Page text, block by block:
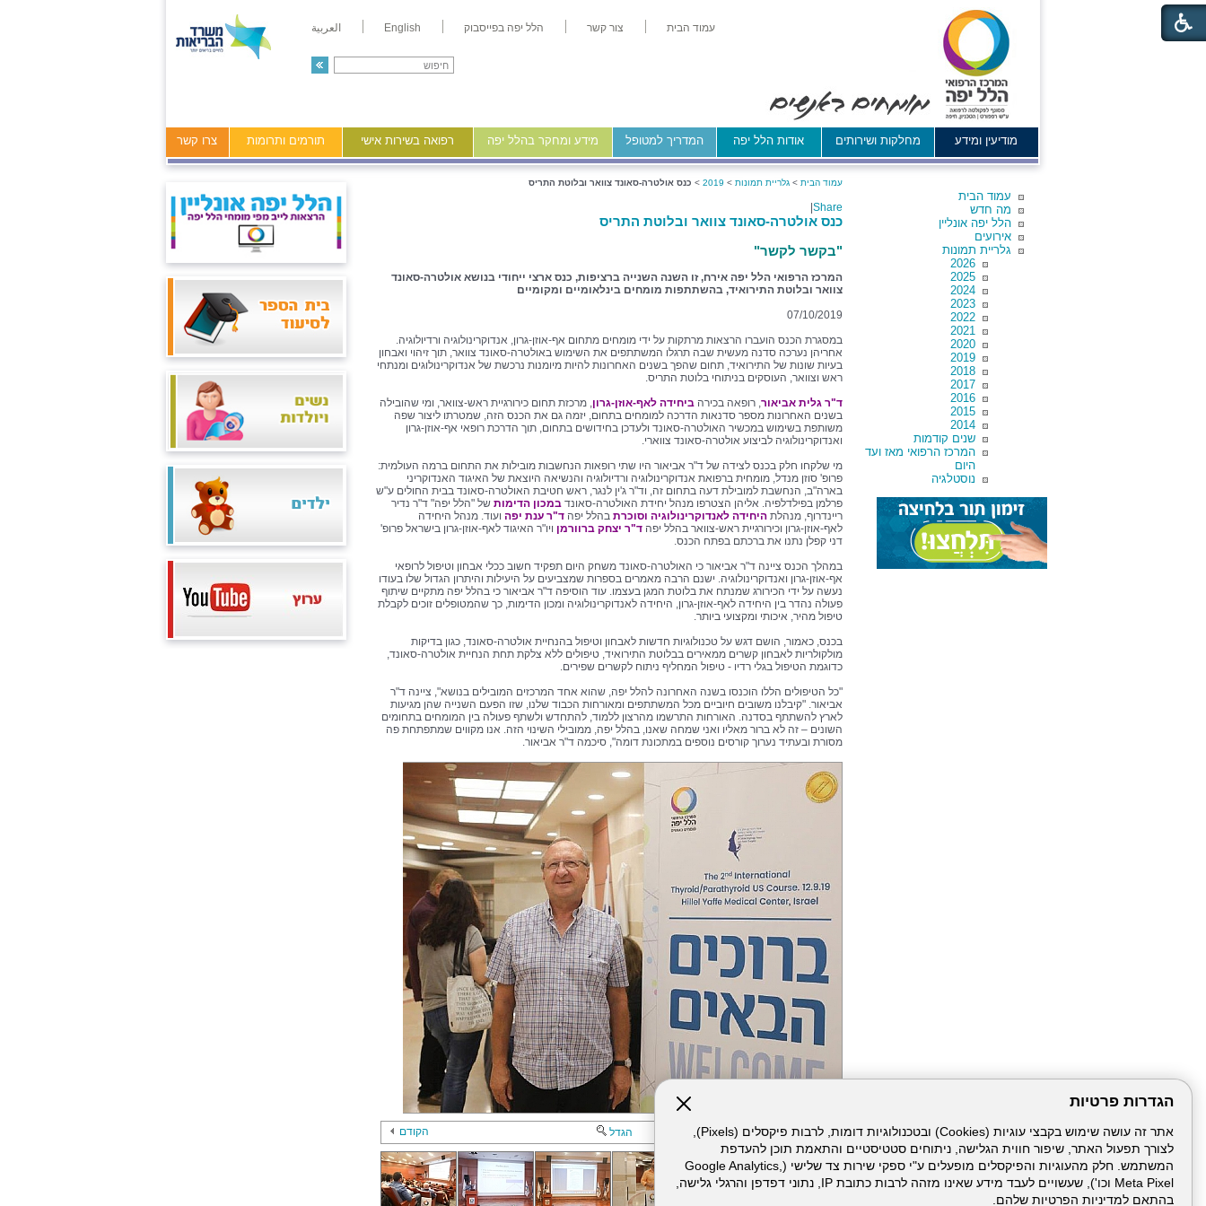
הגדרות פרטיות
אתר זה עושה שימוש בקבצי עוגיות (Cookies) ובטכנולוגיות דומות, לרבות פיקסלים (Pixels),
לצורך תפעול האתר, שיפור חווית הגלישה, ניתוחים סטטיסטיים והתאמת תוכן להעדפת
המשתמש. חלק מהעוגיות והפיקסלים מופעלים ע"י ספקי שירות צד שלישי (Google Analytics,
Meta Pixel וכו'), שעשויים לעבד מידע שאינו מזהה לרבות כתובת IP, נתוני דפדפן והרגלי גלישה,
בהתאם למדיניות הפרטיות שלהם.
עמוד הבית צור קשר הלל יפה בפייסבוק English العربية
מודיעין ומידע מחלקות ושירותים אודות הלל יפה המדריך למטופל מידע ומחקר בהלל יפה רפואה בשירות אישי תורמים ותרומות צרו קשר
עמוד הבית
מה חדש
הלל יפה אונליין
אירועים
גלריית תמונות
2026
2025
2024
2023
2022
2021
2020
2019
2018
2017
2016
2015
2014
שנים קודמות
המרכז הרפואי מאז ועד
היום
נוסטלגיה
עמוד הבית > גלריית תמונות >
2019
> כנס אולטרה-סאונד צוואר ובלוטת התריס
Share
כנס אולטרה-סאונד צוואר ובלוטת התריס
"בקשר לקשר"
המרכז הרפואי הלל יפה אירח, זו השנה השנייה ברציפות, כנס ארצי ייחודי בנושא אולטרה-סאונד
צוואר ובלוטת התירואיד, בהשתתפות מומחים בינלאומיים ומקומיים
07/10/2019
במסגרת הכנס הועברו הרצאות מרתקות על ידי מומחים מתחום אף-אוזן-גרון, אנדוקרינולוגיה ורדיולוגיה.
אחריהן נערכה סדנה מעשית שבה תרגלו המשתתפים את השימוש באולטרה-סאונד צוואר, תוך זיהוי ואבחון
בעיות שונות של התירואיד, תחום שהפך בשנים האחרונות להיות מיומנות נרכשת של אנדוקרינולוגים ומנתחי
ראש וצוואר, העוסקים בניתוחי בלוטת התריס.
ד"ר גלית אביאור, רופאה בכירה ביחידה לאף-אוזן-גרון, מרכזת תחום כירורגיית ראש-צוואר, ומי שהובילה
בשנים האחרונות מספר סדנאות הדרכה למומחים בתחום, יזמה גם את הכנס הזה, שמטרתו ליצור שפה
משותפת בשימוש במכשיר האולטרה-סאונד ולעדכן בחידושים בתחום, תוך הדרכת רופאי אף-אוזן-גרון
ואנדוקרינולוגיה לביצוע אולטרה-סאונד צווארי.
מי שלקחו חלק בכנס לצידה של ד"ר אביאור היו שתי רופאות הנחשבות מובילות את התחום ברמה העולמית:
פרופ' סוזן מנדל, מומחית ברפואת אנדוקרינולוגיה ורדיולוגיה והנשיאה היוצאת של האיגוד האנדוקריני
בארה"ב, הנחשבת למובילת דעה בתחום זה, וד"ר ג'ין לנגר, ראש חטיבת האולטרה-סאונד בבית החולים ע"ש
פרלמן בפילדלפיה. אליהן הצטרפו מנהל יחידת האולטרה-סאונד במכון הדימות של "הלל יפה" ד"ר נדיר
ריינדרוף, מנהלת היחידה לאנדוקרינולוגיה וסוכרת בהלל יפה ד"ר ענת יפה ועוד. מנהל היחידה
לאף-אוזן-גרון וכירורגיית ראש-צוואר בהלל יפה ד"ר יצחק ברוורמן ויו"ר האיגוד לאף-אוזן-גרון בישראל פרופ'
דני קפלן נתנו את ברכתם בפתח הכנס.
במהלך הכנס ציינה ד"ר אביאור כי האולטרה-סאונד משחק היום תפקיד חשוב ככלי אבחון וטיפול לרופאי
אף-אוזן-גרון ואנדוקרינולוגיה. ישנם הרבה מאמרים בספרות שמצביעים על היעילות והיתרון הגדול שלו בעודו
נעשה על ידי הכירורג שמנתח את בלוטת המגן בעצמו. עוד הוסיפה ד"ר אביאור כי בהלל יפה מתקיים שיתוף
פעולה נהדר בין היחידה לאף-אוזן-גרון, היחידה לאנדוקרינולוגיה ומכון הדימות, כך שהמטופלים זוכים לקבלת
טיפול מהיר, איכותי ומקצועי ביותר.
בכנס, כאמור, הושם דגש על טכנולוגיות חדשות לאבחון וטיפול בהנחיית אולטרה-סאונד, כגון בדיקות
מולקולריות לאבחון קשרים ממאירים בבלוטת התירואיד, טיפולים ללא צלקת תחת הנחיית אולטרה-סאונד,
כדוגמת הטיפול בגלי רדיו - טיפול המחליף ניתוח לקשרים שפירים.
"כל הטיפולים הללו הוכנסו בשנה האחרונה להלל יפה, שהוא אחד המרכזים המובילים בנושא", ציינה ד"ר
אביאור. "קיבלנו משובים חיוביים מכל המשתתפים ומאורחות הכבוד שלנו, שזו הפעם השנייה שהן מגיעות
לארץ להשתתף בסדנה. האורחות התרשמו מהרצון ללמוד, להתחדש ולשתף פעולה בין המומחים בתחומים
השונים – זה לא ברור מאליו ואני שמחה שאנו, בהלל יפה, ממובילי השינוי הזה. אנו מקווים שמתפתחת פה
מסורת ובעתיד נערוך קורסים נוספים במתכונת דומה", סיכמה ד"ר אביאור.
הקודם הגדל הבא